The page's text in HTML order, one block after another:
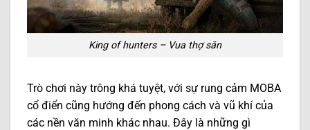
King of hunters – Vua thợ săn
Trò chơi này trông khá tuyệt, với sự rung cảm MOBA
cổ điển cũng hướng đến phong cách và vũ khí của
các nền văn minh khác nhau. Đây là những gì